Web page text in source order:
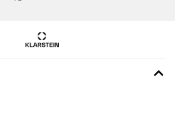
06/06/2025
Aufbauanleitung.sind voll und ganz zufrieden.